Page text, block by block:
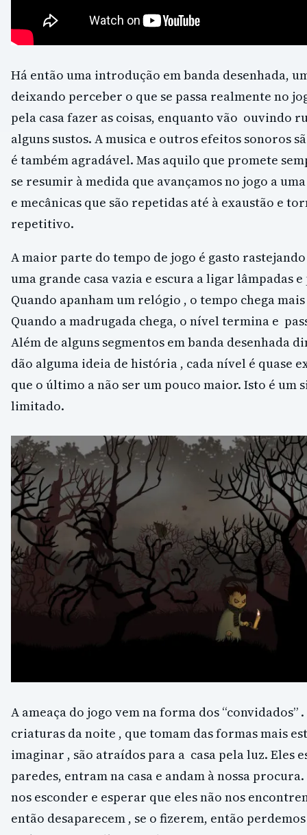
Há então uma introdução em banda desenhada,
deixando perceber o que se passa realmente no
pela casa fazer as coisas, enquanto vão ouvindo
alguns sustos. A musica e outros efeitos sonoros
é também agradável. Mas aquilo que promete
se resumir à medida que avançamos no jogo a
e mecânicas que são repetidas até à exaustão e
repetitivo.
A maior parte do tempo de jogo é gasto
uma grande casa vazia e escura a ligar lâmpadas
Quando apanham um relógio , o tempo chega
Quando a madrugada chega, o nível termina e
Além de alguns segmentos em banda desenhada
dão alguma ideia de história , cada nível é quase
que o último a não ser um pouco maior. Isto é um
limitado.
A ameaça do jogo vem na forma dos “convidados”
criaturas da noite , que tomam das formas mais
imaginar , são atraídos para a casa pela luz. Eles
paredes, entram na casa e andam à nossa
nos esconder e esperar que eles não nos
então desaparecem , se o fizerem, então